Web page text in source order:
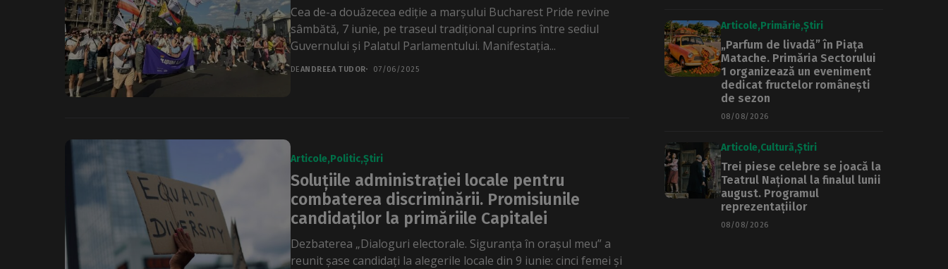
Cea de-a douăzecea ediție a marșului Bucharest Pride revine
sâmbătă, 7 iunie, pe traseul tradițional cuprins între sediul
Guvernului și Palatul Parlamentului. Manifestația...
DEANDREEA TUDOR 07/06/2025
Articole Politic Știri
Soluțiile administrației locale pentru
combaterea discriminării. Promisiunile
candidaților la primăriile Capitalei
Dezbaterea „Dialoguri electorale. Siguranța în orașul meu” a
reunit șase candidați la alegerile locale din 9 iunie: cinci femei și
Articole Primărie Știri
„Parfum de livadă” în Piața
Matache. Primăria Sectorului
1 organizează un eveniment
dedicat fructelor românești
de sezon
08/08/2026
Articole Cultură Știri
Trei piese celebre se joacă la
Teatrul Național la finalul lunii
august. Programul
reprezentațiilor
08/08/2026